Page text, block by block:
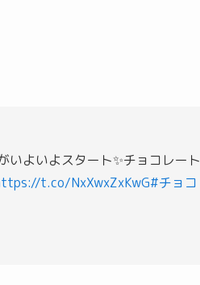
よいよスタート✨チョコレート
t.co/NxXwxZxKwG#チョコ